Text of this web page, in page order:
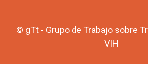
© gTt - Grupo de Trabajo sobre
VIH